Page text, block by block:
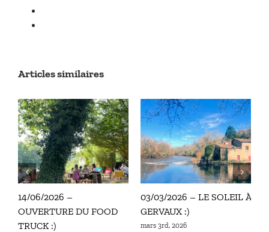
Articles similaires
14/06/2026 –
OUVERTURE DU FOOD
TRUCK :)
03/03/2026 – LE SOLEIL À
GERVAUX :)
mars 3rd, 2026